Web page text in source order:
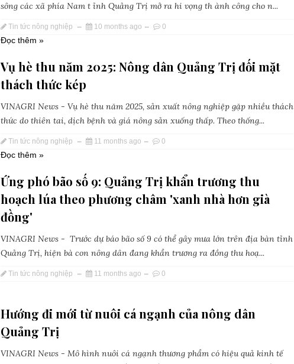
sông các xã phía Nam t ỉnh Quảng Trị mở ra hi vọng th ành công cho n...
Tin tức nông nghiệp 10 months ago 0
Đọc thêm »
Vụ hè thu năm 2025: Nông dân Quảng Trị đối mặt
thách thức kép
VINAGRI News - Vụ hè thu năm 2025, sản xuất nông nghiệp gặp nhiều thách
thức do thiên tai, dịch bệnh và giá nông sản xuống thấp. Theo thống...
Tin tức nông nghiệp 11 months ago 0
Đọc thêm »
Ứng phó bão số 9: Quảng Trị khẩn trương thu
hoạch lúa theo phương châm 'xanh nhà hơn già
đồng'
VINAGRI News - Trước dự báo bão số 9 có thể gây mưa lớn trên địa bàn tỉnh
Quảng Trị, hiện bà con nông dân đang khẩn trương ra đồng thu hoạ...
Tin tức nông nghiệp 11 months ago 0
Hướng đi mới từ nuôi cá ngạnh của nông dân
Quảng Trị
VINAGRI News - Mô hình nuôi cá ngạnh thương phẩm có hiệu quả kinh tế